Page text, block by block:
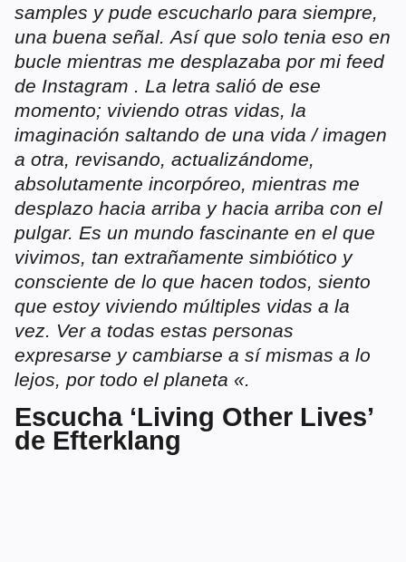
samples y pude escucharlo para siempre,
una buena señal. Así que solo tenia eso en
bucle mientras me desplazaba por mi feed
de Instagram . La letra salió de ese
momento; viviendo otras vidas, la
imaginación saltando de una vida / imagen
a otra, revisando, actualizándome,
absolutamente incorpóreo, mientras me
desplazo hacia arriba y hacia arriba con el
pulgar. Es un mundo fascinante en el que
vivimos, tan extrañamente simbiótico y
consciente de lo que hacen todos, siento
que estoy viviendo múltiples vidas a la
vez. Ver a todas estas personas
expresarse y cambiarse a sí mismas a lo
lejos, por todo el planeta «.
Escucha ‘Living Other Lives’
de Efterklang